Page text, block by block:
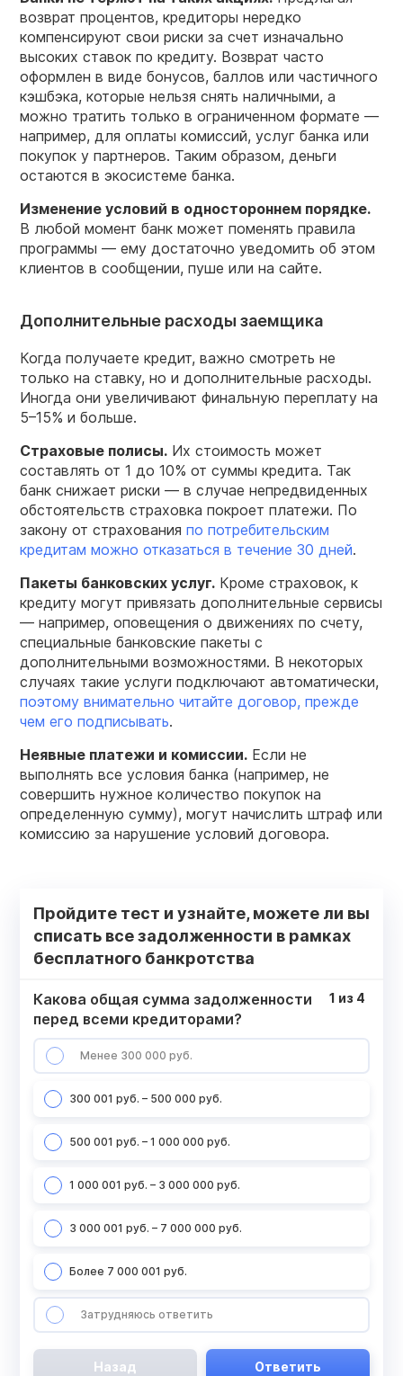
возврат процентов, кредиторы нередко
компенсируют свои риски за счет изначально
высоких ставок по кредиту. Возврат часто
оформлен в виде бонусов, баллов или частичного
кэшбэка, которые нельзя снять наличными, а
можно тратить только в ограниченном формате —
например, для оплаты комиссий, услуг банка или
покупок у партнеров. Таким образом, деньги
остаются в экосистеме банка.
Изменение условий в одностороннем порядке.
В любой момент банк может поменять правила
программы — ему достаточно уведомить об этом
клиентов в сообщении, пуше или на сайте.
Дополнительные расходы заемщика
Когда получаете кредит, важно смотреть не
только на ставку, но и дополнительные расходы.
Иногда они увеличивают финальную переплату на
5–15% и больше.
Страховые полисы. Их стоимость может
составлять от 1 до 10% от суммы кредита. Так
банк снижает риски — в случае непредвиденных
обстоятельств страховка покроет платежи. По
закону от страхования по потребительским
кредитам можно отказаться в течение 30 дней.
Пакеты банковских услуг. Кроме страховок, к
кредиту могут привязать дополнительные сервисы
— например, оповещения о движениях по счету,
специальные банковские пакеты с
дополнительными возможностями. В некоторых
случаях такие услуги подключают автоматически,
поэтому внимательно читайте договор, прежде
чем его подписывать.
Неявные платежи и комиссии. Если не
выполнять все условия банка (например, не
совершить нужное количество покупок на
определенную сумму), могут начислить штраф или
комиссию за нарушение условий договора.
Пройдите тест и узнайте, можете ли вы
списать все задолженности в рамках
бесплатного банкротства
Какова общая сумма задолженности
перед всеми кредиторами?
Менее 300 000 руб.
300 001 руб. – 500 000 руб.
500 001 руб. – 1 000 000 руб.
1 000 001 руб. – 3 000 000 руб.
3 000 001 руб. – 7 000 000 руб.
Более 7 000 001 руб.
Затрудняюсь ответить
1 из 4
Назад Ответить